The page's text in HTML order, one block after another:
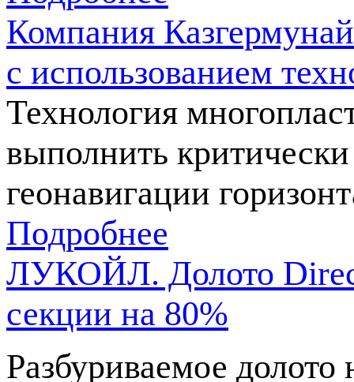
Компания
с использованием
Технология
выполнить
геонавигации
Подробнее
ЛУКОЙЛ. Долото Direct
секции на 80%
Разбуриваемое